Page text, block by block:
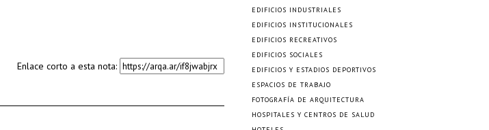
Enlace corto a esta nota:
EDIFICIOS INDUSTRIALES
EDIFICIOS INSTITUCIONALES
EDIFICIOS RECREATIVOS
EDIFICIOS SOCIALES
EDIFICIOS Y ESTADIOS DEPORTIVOS
ESPACIOS DE TRABAJO
FOTOGRAFÍA DE ARQUITECTURA
HOSPITALES Y CENTROS DE SALUD